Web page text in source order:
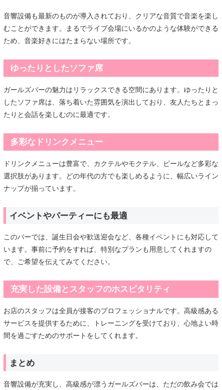
音響設備も最新のものが導入されており、クリアな音質で音楽を楽し
むことができます。まるでライブ会場にいるかのような体験ができる
ため、音楽好きにはたまらない場所です。
ゆったりとしたソファ席
ガールズバーの魅力はリラックスできる空間にあります。ゆったりと
したソファ席は、落ち着いた雰囲気を演出しており、友人たちとまっ
たりと会話を楽しむのに最適です。
多彩なドリンクメニュー
ドリンクメニューは豊富で、カクテルやモクテル、ビールなど多彩な
選択肢があります。どの年代の方でも楽しめるように、幅広いライン
ナップが揃っています。
イベントやパーティーにも最適
このバーでは、誕生日会や歓送迎会など、各種イベントにも対応して
います。事前に予約をすれば、特別なプランも用意してくれますの
で、ご希望を伝えてみてください。
充実した設備とスタッフのホスピタリティ
お店のスタッフは全員が接客のプロフェッショナルです。高級感ある
サービスを提供するために、トレーニングを受けており、心地よい時
間を過ごすためのサポートをしてくれます。
まとめ
音響設備が充実し、高級感が漂うガールズバーは、ただの飲み会では